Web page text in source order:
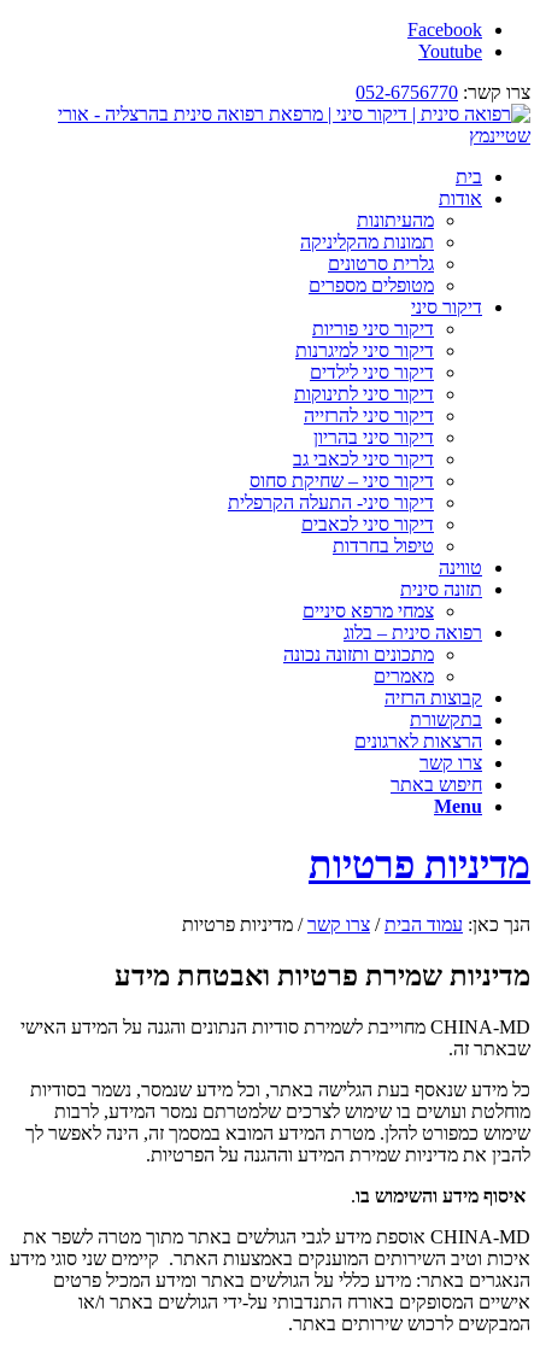
Facebook
Youtube
צרו קשר: 052-6756770
בית
אודות
מהעיתונות
תמונות מהקליניקה
גלרית סרטונים
מטופלים מספרים
דיקור סיני
דיקור סיני פוריות
דיקור סיני למיגרנות
דיקור סיני לילדים
דיקור סיני לתינוקות
דיקור סיני להרזייה
דיקור סיני בהריון
דיקור סיני לכאבי גב
דיקור סיני – שחיקת סחוס
דיקור סיני- התעלה הקרפלית
דיקור סיני לכאבים
טיפול בחרדות
טווינה
תזונה סינית
צמחי מרפא סיניים
רפואה סינית – בלוג
מתכונים ותזונה נכונה
מאמרים
קבוצות הרזיה
בתקשורת
הרצאות לארגונים
צרו קשר
חיפוש באתר
Menu
מדיניות פרטיות
הנך כאן: עמוד הבית / צרו קשר / מדיניות פרטיות
מדיניות שמירת פרטיות ואבטחת מידע
CHINA-MD מחוייבת לשמירת סודיות הנתונים והגנה על המידע האישי
שבאתר זה.
כל מידע שנאסף בעת הגלישה באתר, וכל מידע שנמסר, נשמר בסודיות
מוחלטת ועושים בו שימוש לצרכים שלמטרתם נמסר המידע, לרבות
שימוש כמפורט להלן. מטרת המידע המובא במסמך זה, הינה לאפשר לך
להבין את מדיניות שמירת המידע וההגנה על הפרטיות.
איסוף מידע והשימוש בו.
CHINA-MD אוספת מידע לגבי הגולשים באתר מתוך מטרה לשפר את
איכות וטיב השירותים המוענקים באמצעות האתר. קיימים שני סוגי מידע
הנאגרים באתר: מידע כללי על הגולשים באתר ומידע המכיל פרטים
אישיים המסופקים באורח התנדבותי על-ידי הגולשים באתר ו/או
המבקשים לרכוש שירותים באתר.